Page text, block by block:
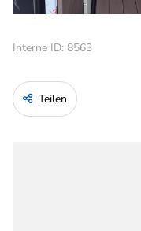
Interne ID: 8563
Teilen